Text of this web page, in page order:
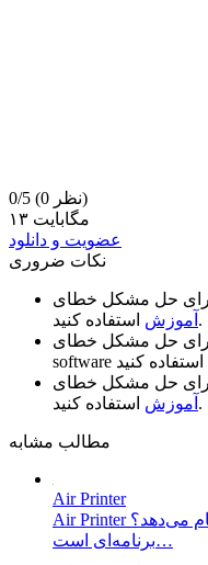
0/5
(0 نظر)
۱۳ مگابایت
عضویت و دانلود
نکات ضروری
آموزش استفاده کنید.
software
آموزش استفاده کنید.
مطالب مشابه
Air Printer
Air Printer چیست و چه کاری انجام می‌دهد؟ Air Printer
برنامه‌ای است…